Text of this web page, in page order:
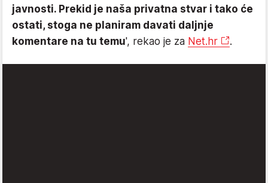
javnosti. Prekid je naša privatna stvar i tako će
ostati, stoga ne planiram davati daljnje
komentare na tu temu', rekao je za Net.hr .